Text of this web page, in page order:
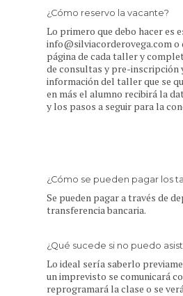
¿Cómo reservo la vacante?
Lo primero que debo hacer es
info@silviacorderovega.como
página de cada taller y
de consultas y pre-inscripción
información del taller que se
en más el alumno recibirá la
y los pasos a seguir para la
¿Cómo se pueden pagar los
Se pueden pagar a través de
transferencia bancaria.
¿Qué sucede si no puedo
Lo ideal sería saberlo
un imprevisto se comunicará
reprogramará la clase o se